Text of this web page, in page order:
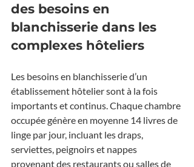
des besoins en
blanchisserie dans les
complexes hôteliers
Les besoins en blanchisserie d’un
établissement hôtelier sont à la fois
importants et continus. Chaque chambre
occupée génère en moyenne 14 livres de
linge par jour, incluant les draps,
serviettes, peignoirs et nappes
provenant des restaurants ou salles de